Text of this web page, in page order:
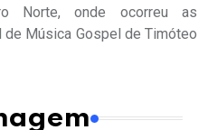
Norte, onde ocorreu as
Música Gospel de Timóteo